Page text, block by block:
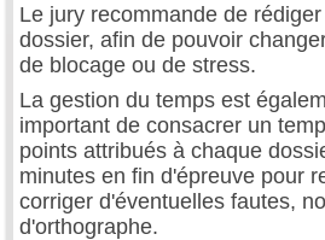
Le jury recommande de
dossier, afin de pouvoir
de blocage ou de stress.
La gestion du temps est
important de consacrer un
points attribués à chaque
minutes en fin d'épreuve pour
corriger d'éventuelles fautes,
d'orthographe.